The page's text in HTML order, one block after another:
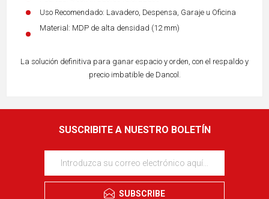
Uso Recomendado: Lavadero, Despensa, Garaje u Oficina
Material: MDP de alta densidad (12 mm)
La solución definitiva para ganar espacio y orden, con el respaldo y
precio imbatible de Dancol.
SUSCRIBITE A NUESTRO BOLETÍN
SUBSCRIBE